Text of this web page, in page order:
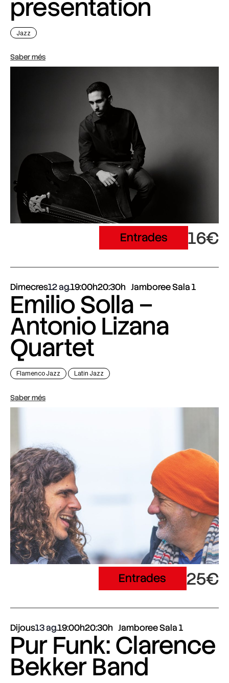
presentation
Jazz
Saber més
Entrades 16€
Dimecres12 ag.19:00h20:30h Jamboree Sala 1
Emilio Solla –
Antonio Lizana
Quartet
Flamenco Jazz Latin Jazz
Saber més
Entrades 25€
Dijous13 ag.19:00h20:30h Jamboree Sala 1
Pur Funk: Clarence
Bekker Band